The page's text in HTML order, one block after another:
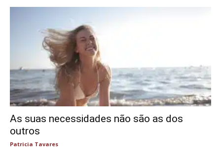
As suas necessidades não são as dos
outros
Patricia Tavares